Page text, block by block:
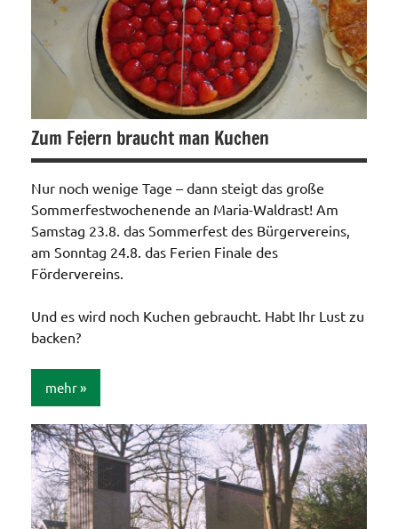
Zum Feiern braucht man Kuchen
Nur noch wenige Tage – dann steigt das große
Sommerfestwochenende an Maria-Waldrast! Am
Samstag 23.8. das Sommerfest des Bürgervereins,
am Sonntag 24.8. das Ferien Finale des
Fördervereins.
Und es wird noch Kuchen gebraucht. Habt Ihr Lust zu
backen?
mehr
Allgemein